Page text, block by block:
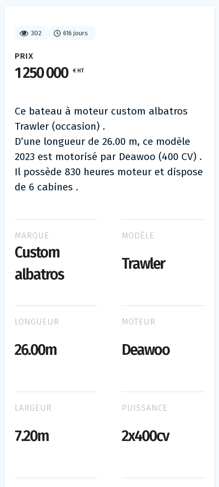
302 616 jours
PRIX
1 250 000 € HT
Ce bateau à moteur custom albatros
Trawler (occasion) .
D’une longueur de 26.00 m, ce modèle
2023 est motorisé par Deawoo (400 CV) .
Il possède 830 heures moteur et dispose
de 6 cabines .
MARQUE
Custom
albatros
MODÈLE
Trawler
LONGUEUR
26.00m
MOTEUR
Deawoo
LARGEUR
7.20m
PUISSANCE
2x400cv